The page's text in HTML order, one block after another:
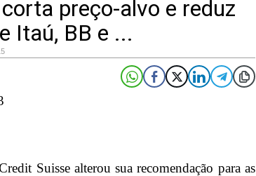
preço-alvo e reduz
Itaú, BB e ...
Suisse alterou sua recomendação para as